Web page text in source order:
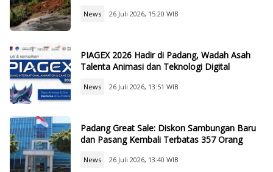
News 26 Juli 2026, 15:20 WIB
PIAGEX 2026 Hadir di Padang, Wadah Asah
Talenta Animasi dan Teknologi Digital
News 26 Juli 2026, 13:51 WIB
Padang Great Sale: Diskon Sambungan Baru
dan Pasang Kembali Terbatas 357 Orang
News 26 Juli 2026, 13:40 WIB